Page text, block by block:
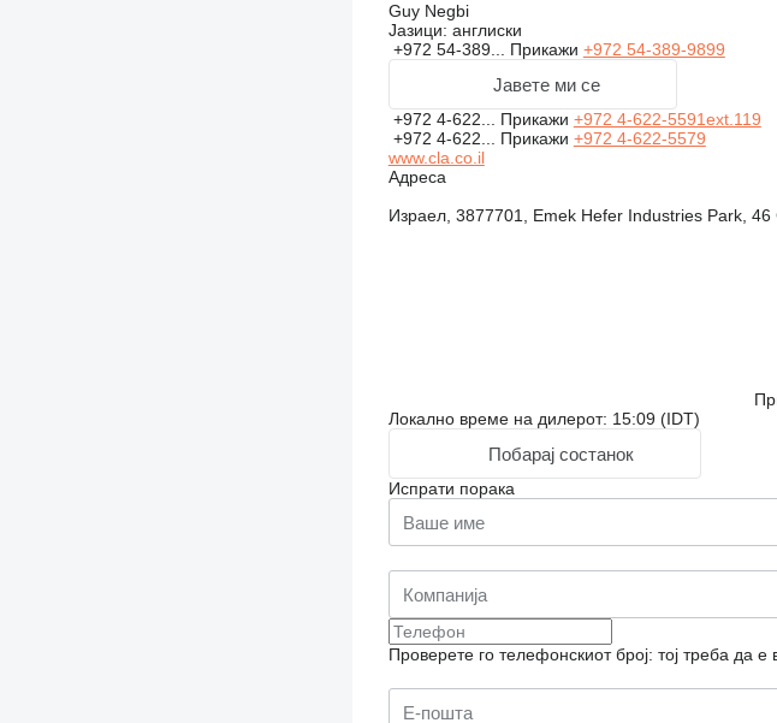
Guy Negbi
Јазици: англиски
+972 54-389... Прикажи +972 54-389-9899
Јавете ми се
+972 4-622... Прикажи +972 4-622-5591ext.119
+972 4-622... Прикажи +972 4-622-5579
www.cla.co.il
Адреса
Израел, 3877701, Emek Hefer Industries Park, 46
Локално време на дилерот: 15:09 (IDT)
Побарај состанок
Испрати порака
Проверете го телефонскиот број: тој треба да